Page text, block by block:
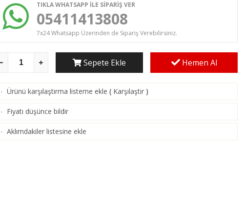
TIKLA WHATSAPP İLE SİPARİŞ VER
05411413808
7x24 Whatsapp Üzerinden de Sipariş Verebilirsiniz.
Sepete Ekle Hemen Al
· Ürünü karşılaştırma listeme ekle ( Karşılaştır )
· Fiyatı düşünce bildir
· Aklımdakiler listesine ekle